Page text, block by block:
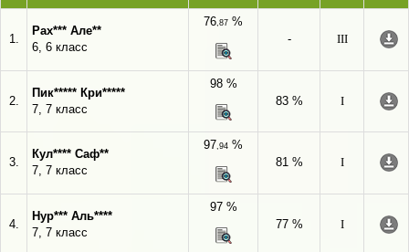
1.
Рах*** Але**
6, 6 класс
76,87 %
-
III
2.
Пик***** Кри*****
7, 7 класс
98 %
83 %
I
3.
Кул**** Саф**
7, 7 класс
97,94 %
81 %
I
4.
Нур*** Аль****
7, 7 класс
97 %
77 %
I